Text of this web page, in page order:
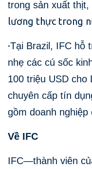
trong sản xuất thịt,
lương thực trong
·Tại Brazil, IFC hỗ
nhẹ các cú sốc
100 triệu USD cho
chuyên cấp tín
gồm doanh
Về IFC
IFC—thành viên